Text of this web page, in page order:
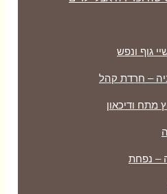
גוף ונפש
– חרדת קהל
מתח ודיכאון
– נפחת